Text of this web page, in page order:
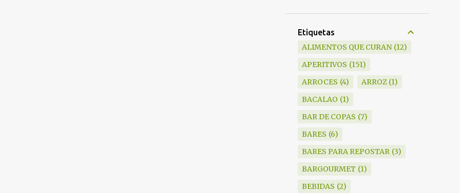
Etiquetas
ALIMENTOS QUE CURAN 12
APERITIVOS 151
ARROCES 4 ARROZ 1
BACALAO 1
BAR DE COPAS 7
BARES 6
BARES PARA REPOSTAR 3
BARGOURMET 1
BEBIDAS 2